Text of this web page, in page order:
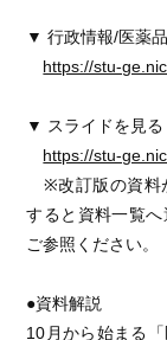
▼ 行政情報/医薬
https://stu-
▼ スライドを見る
https://stu-
※改訂版の資料
すると資料一覧
ご参照ください。
●資料解説
10月から始まる